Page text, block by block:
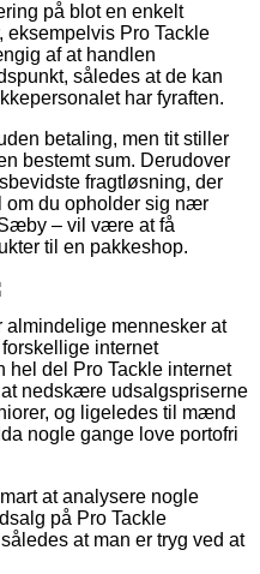
på blot en enkelt
eksempelvis Pro Tackle
af at handlen
således at de kan
har fyraften.
betaling, men tit stiller
bestemt sum. Derudover
fragtløsning, der
om du opholder sig nær
– vil være at få
til en pakkeshop.
almindelige mennesker at
internet
del Pro Tackle internet
nedskære udsalgspriserne
og ligeledes til mænd
nogle gange love portofri
at analysere nogle
på Pro Tackle
at man er tryg ved at